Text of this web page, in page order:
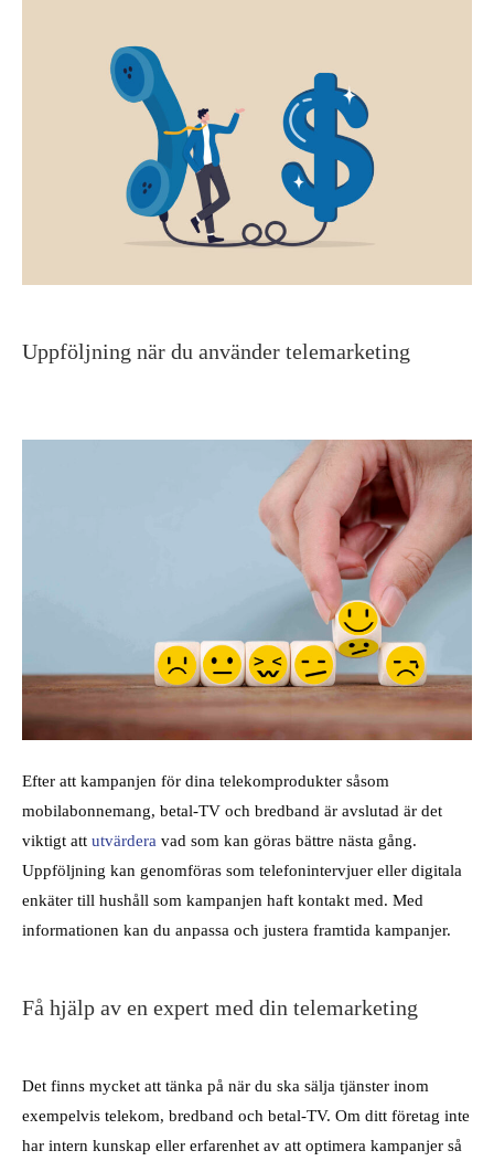
Uppföljning när du använder telemarketing
Efter att kampanjen för dina telekomprodukter såsom
mobilabonnemang, betal-TV och bredband är avslutad är det
viktigt att utvärdera vad som kan göras bättre nästa gång.
Uppföljning kan genomföras som telefonintervjuer eller digitala
enkäter till hushåll som kampanjen haft kontakt med. Med
informationen kan du anpassa och justera framtida kampanjer.
Få hjälp av en expert med din telemarketing
Det finns mycket att tänka på när du ska sälja tjänster inom
exempelvis telekom, bredband och betal-TV. Om ditt företag inte
har intern kunskap eller erfarenhet av att optimera kampanjer så